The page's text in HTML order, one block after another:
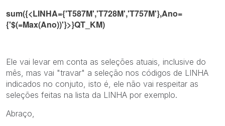
sum({<LINHA={'T587M','T728M','T757M'},Ano=
{'$(=Max(Ano))'}>}QT_KM)
Ele vai levar em conta as seleções atuais, inclusive do
mês, mas vai "travar" a seleção nos códigos de LINHA
indicados no conjuto, isto é, ele não vai respeitar as
seleções feitas na lista da LINHA por exemplo.
Abraço,